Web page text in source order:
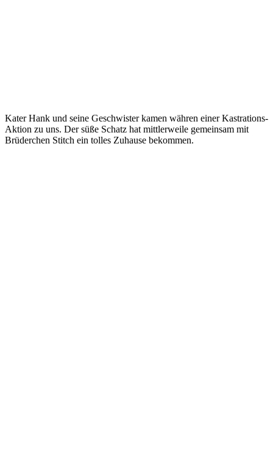
Kater Hank und seine Geschwister kamen währen einer Kastrations-
Aktion zu uns. Der süße Schatz hat mittlerweile gemeinsam mit
Brüderchen Stitch ein tolles Zuhause bekommen.